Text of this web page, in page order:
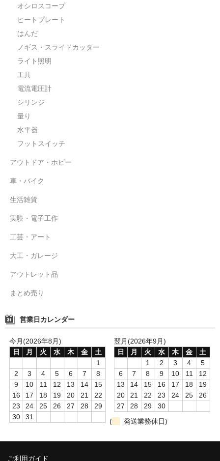
まとめ売り
オシロスコープ
ヒートプレート
はんだ
ノギス・スライドカッター
ライト照明
工具
電流電圧計
シリンジ
量り
水平器
フットスイッチ
アウトドア・ホビー
車・バイク
生活雑貨
実験・電子工作
工芸・アート
大工・ガレージ
アウトレット品
まとめ売り
営業日カレンダー
今月(2026年8月)
日
月 火 水 木 金
土
1
2
3 4 5 6 7
8
9
10 11 12 13 14
15
16
17 18 19 20 21
22
23
24 25 26 27 28
29
30
31
翌月(2026年9月)
日
月 火 水 木 金
土
1
2 3 4
5
6
7 8 9 10 11
12
13
14 15 16 17 18
19
20
21 22 23 24 25
26
27
28 29
30
(
発送業務休日)
ご利用ガイド